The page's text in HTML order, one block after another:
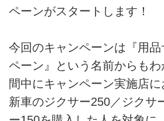
ペーンがスタートします！
今回のキャンペーンは『用
ペーン』という名前からもわ
間中にキャンペーン実施店
新車のジクサー250／ジクサ